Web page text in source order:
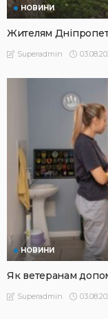
НОВИНИ
Жителям
Superadmin
НОВИНИ
Як ветеранам
Superadmin